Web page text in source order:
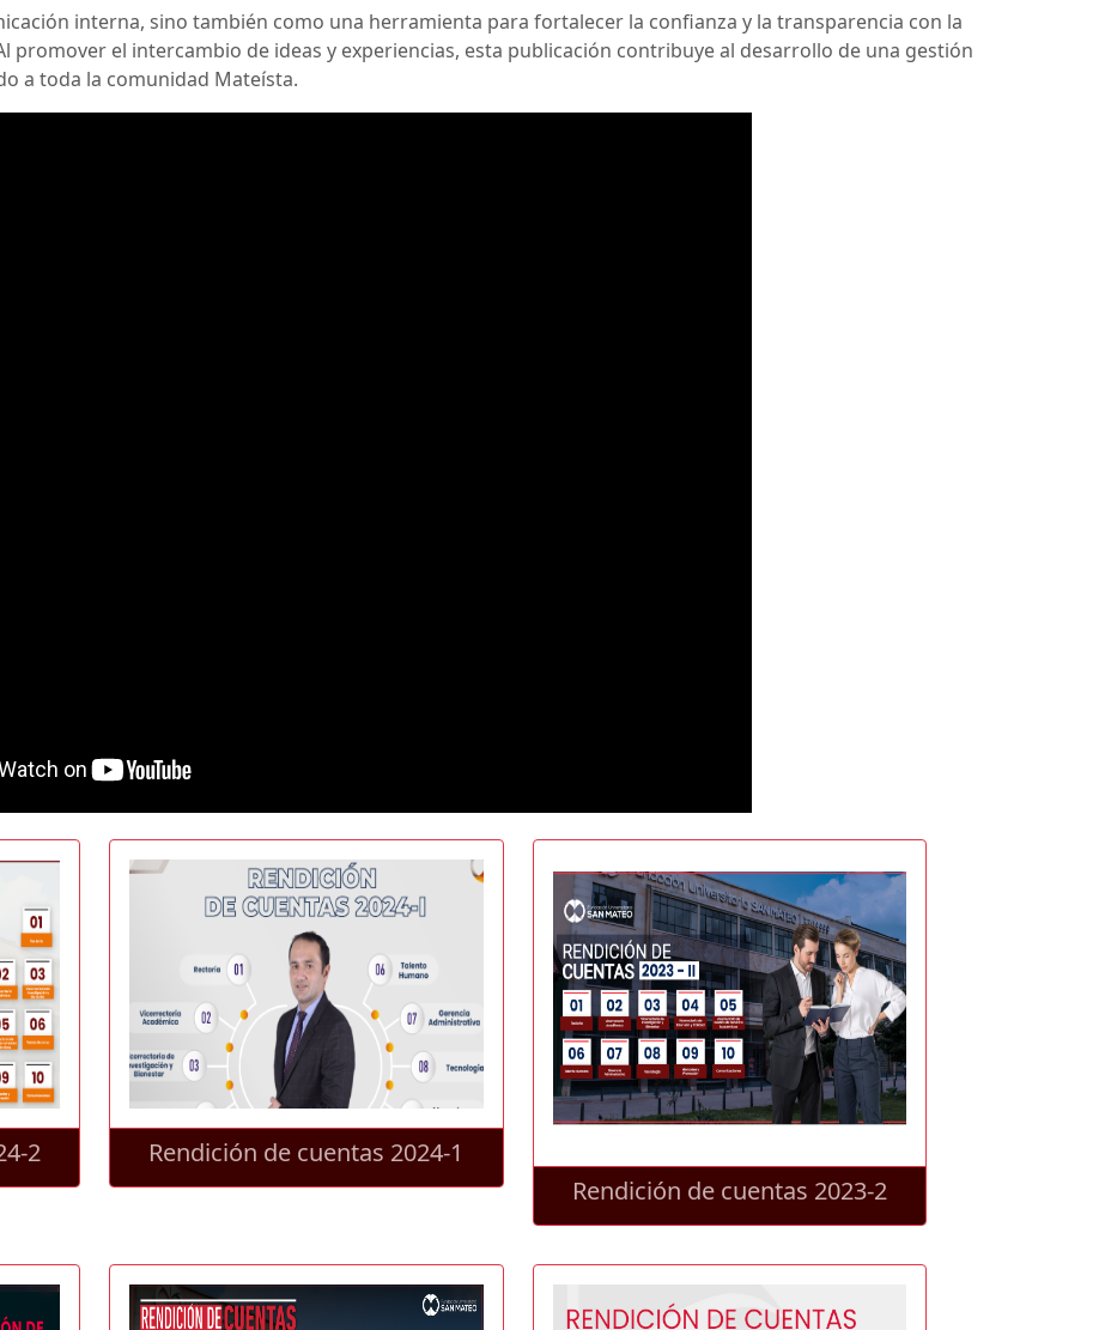
interna, sino también como una herramienta para fortalecer la confianza y la transparencia con la
promover el intercambio de ideas y experiencias, esta publicación contribuye al desarrollo de una gestión
a toda la comunidad Mateísta.
2
Rendición de cuentas 2024-1
Rendición de cuentas 2023-2